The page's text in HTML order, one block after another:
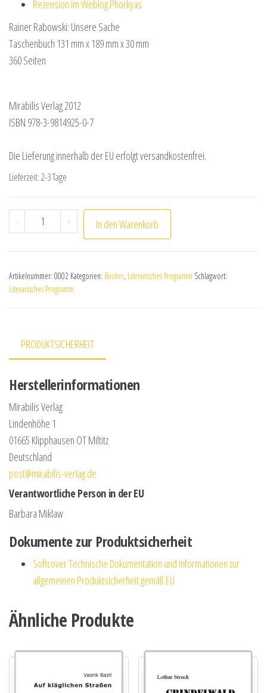
Rezension im Weblog Phorkyas
Rainer Rabowski: Unsere Sache
Taschenbuch 131 mm x 189 mm x 30 mm
360 Seiten
Mirabilis Verlag 2012
ISBN 978-3-9814925-0-7
Die Lieferung innerhalb der EU erfolgt versandkostenfrei.
Lieferzeit:2-3 Tage
- Rainer Rabowski: Unsere Sache Menge
+ In den Warenkorb
Artikelnummer: 0002 Kategorien: Bücher, Literarisches Programm Schlagwort:
Literarisches Programm
PRODUKTSICHERHEIT
Herstellerinformationen
Mirabilis Verlag
Lindenhöhe 1
01665 Klipphausen OT Miltitz
Deutschland
post@mirabilis-verlag.de
Verantwortliche Person in der EU
Barbara Miklaw
Dokumente zur Produktsicherheit
Softcover Technische Dokumentation und Informationen zur
allgemeinen Produktsicherheit gemäß EU
Ähnliche Produkte